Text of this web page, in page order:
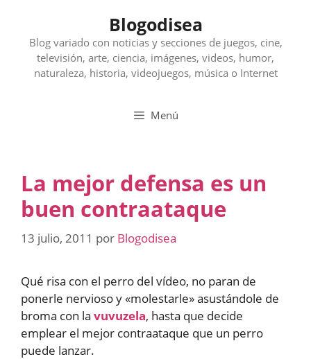
contenido
Blogodisea
Blog variado con noticias y secciones de juegos, cine,
televisión, arte, ciencia, imágenes, videos, humor,
naturaleza, historia, videojuegos, música o Internet
Menú
La mejor defensa es un
buen contraataque
13 julio, 2011 por Blogodisea
Qué risa con el perro del vídeo, no paran de
ponerle nervioso y «molestarle» asustándole de
broma con la vuvuzela, hasta que decide
emplear el mejor contraataque que un perro
puede lanzar.